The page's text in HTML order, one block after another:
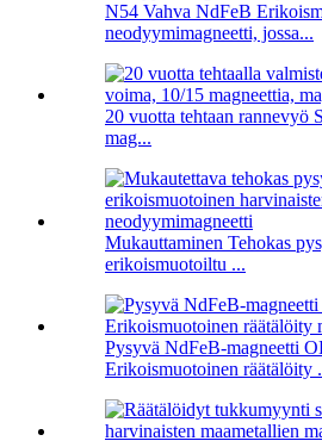
N54 Vahva NdFeB
neodyymimagneetti, jossa...
20 vuotta tehtaan rannevyö
mag...
Mukauttaminen Tehokas
erikoismuotoiltu ...
Pysyvä NdFeB-magneetti
Erikoismuotoinen räätälöity